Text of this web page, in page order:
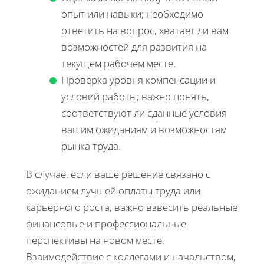
опыт или навыки; необходимо
ответить на вопрос, хватает ли вам
возможностей для развития на
текущем рабочем месте.
Проверка уровня компенсации и
условий работы; важно понять,
соответствуют ли сданные условия
вашим ожиданиям и возможностям
рынка труда.
В случае, если ваше решение связано с
ожиданием лучшей оплаты труда или
карьерного роста, важно взвесить реальные
финансовые и профессиональные
перспективы на новом месте.
Взаимодействие с коллегами и начальством,